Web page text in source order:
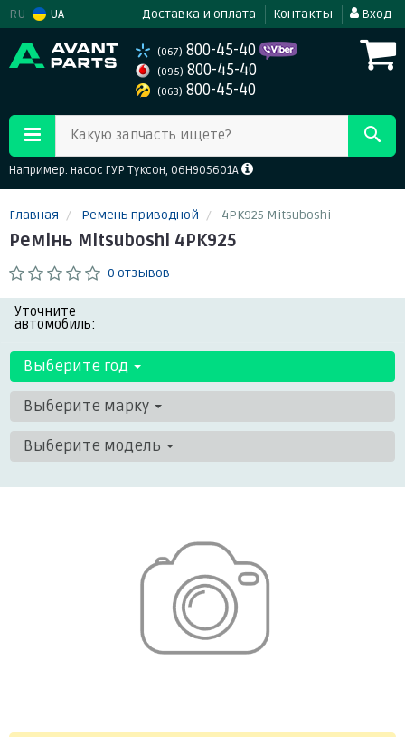
RU UA Доставка и оплата Контакты Вход
(067) 800-45-40
(095) 800-45-40
(063) 800-45-40
Какую запчасть ищете?
Например: насос ГУР Туксон, 06H905601A
Главная Ремень приводной 4PK925 Mitsuboshi
Ремінь Mitsuboshi 4PK925
0 отзывов
Уточните
автомобиль:
Выберите год
Выберите марку
Выберите модель